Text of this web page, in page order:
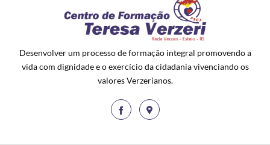
Desenvolver um processo de formação integral promovendo a
vida com dignidade e o exercício da cidadania vivenciando os
valores Verzerianos.